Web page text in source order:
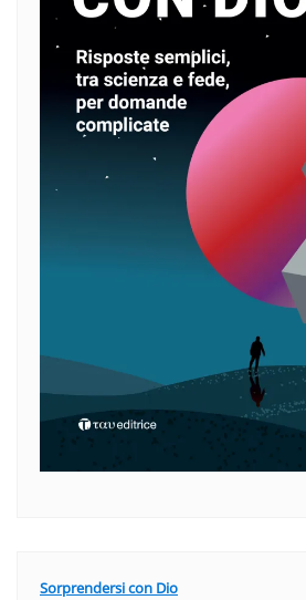
Sorprendersi con Dio